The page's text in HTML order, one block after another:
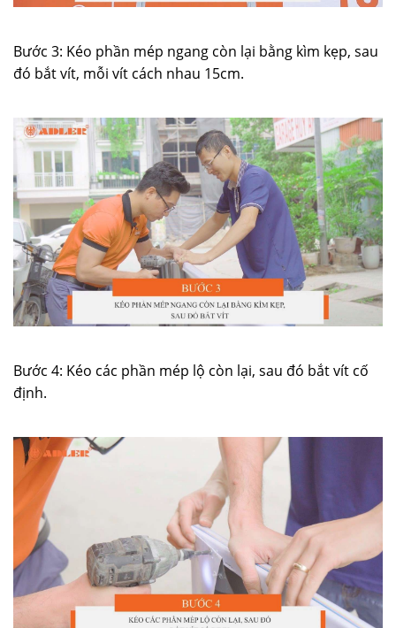
Bước 3: Kéo phần mép ngang còn lại bằng kìm kẹp, sau
đó bắt vít, mỗi vít cách nhau 15cm.
Bước 4: Kéo các phần mép lộ còn lại, sau đó bắt vít cố
định.